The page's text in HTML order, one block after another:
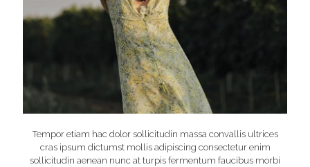
Tempor etiam hac dolor sollicitudin massa convallis ultrices
cras ipsum dictumst mollis adipiscing consectetur enim
sollicitudin aenean nunc at turpis fermentum faucibus morbi